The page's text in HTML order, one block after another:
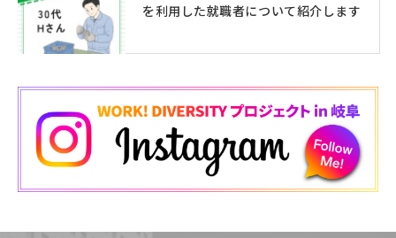
を利用した就職者について紹介します